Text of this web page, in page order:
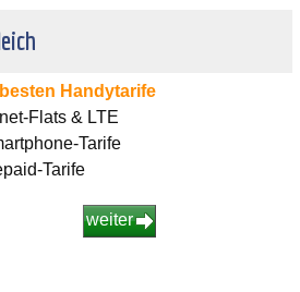
Handytarife
Flats & LTE
Tarife
Tarife
weiter